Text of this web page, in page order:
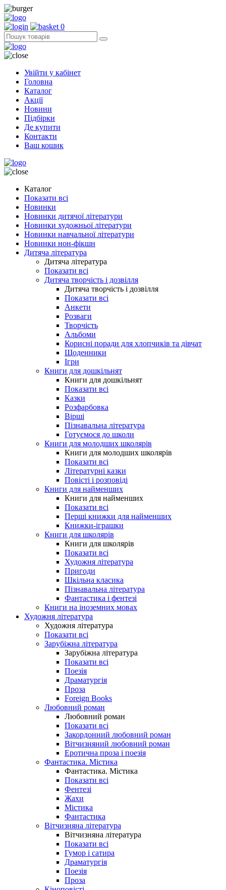
0
Увійти у кабінет
Головна
Каталог
Акції
Новини
Підбірки
Де купити
Контакти
Ваш кошик
Каталог
Показати всі
Новинки
Новинки дитячої літератури
Новинки художньої літератури
Новинки навчальної літератури
Новинки нон-фікшн
Дитяча література
Дитяча література
Показати всі
Дитяча творчість і дозвілля
Дитяча творчість і дозвілля
Показати всі
Анкети
Розваги
Творчість
Альбоми
Корисні поради для хлопчиків та дівчат
Щоденники
Ігри
Книги для дошкільнят
Книги для дошкільнят
Показати всі
Казки
Розфарбовка
Вірші
Пізнавальна література
Готуємося до школи
Книги для молодших школярів
Книги для молодших школярів
Показати всі
Літературні казки
Повісті і розповіді
Книги для найменших
Книги для найменших
Показати всі
Перші книжки для найменших
Книжки-іграшки
Книги для школярів
Книги для школярів
Показати всі
Художня література
Пригоди
Шкільна класика
Пізнавальна література
Фантастика і фентезі
Книги на іноземних мовах
Художня література
Художня література
Показати всі
Зарубіжна література
Зарубіжна література
Показати всі
Поезія
Драматургія
Проза
Foreign Books
Любовний роман
Любовний роман
Показати всі
Закордонний любовний роман
Вітчизняний любовний роман
Еротична проза і поезія
Фантастика. Містика
Фантастика. Містика
Показати всі
Фентезі
Жахи
Містика
Фантастика
Вітчизняна література
Вітчизняна література
Показати всі
Гумор і сатира
Драматургія
Поезія
Проза